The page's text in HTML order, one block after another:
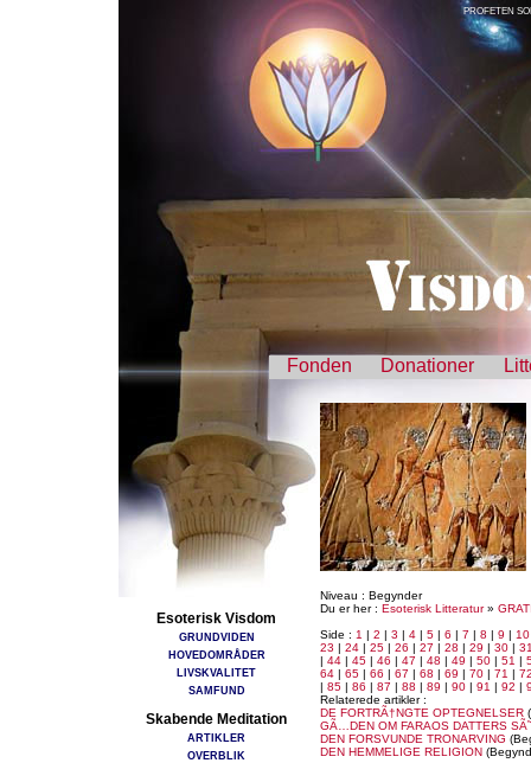
PROFETEN
Fonden Donationer
Esoterisk Visdom
GRUNDVIDEN
HOVEDOMRÅDER
LIVSKVALITET
SAMFUND
Skabende Meditation
ARTIKLER
OVERBLIK
Niveau : Begynder
Du er her : Esoterisk Litteratur»
Side : 1 | 2 | 3 | 4 | 5 | 6 | 7 | 8 | 9 | 10
23 | 24 | 25 | 26 | 27 | 28 | 29 | 30 |
| 44 | 45 | 46 | 47 | 48 | 49 | 50 | 51 |
64 | 65 | 66 | 67 | 68 | 69 | 70 | 71 |
| 85 | 86 | 87 | 88 | 89 | 90 | 91 | 92 |
Relaterede artikler :
DE FORTRÃ†NGTE OPTEGNELSER
GÃ…DEN OM FARAOS DATTERS
DEN FORSVUNDE TRONARVING
DEN HEMMELIGE RELIGION